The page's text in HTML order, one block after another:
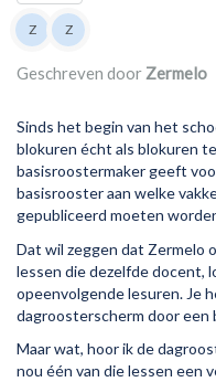
Lijst van auteurs
Z Z
Geschreven door Zermelo
Sinds het begin van het
blokuren écht als blokuren
basisroostermaker geeft
basisrooster aan welke
gepubliceerd moeten
Dat wil zeggen dat Zermelo
lessen die dezelfde docent,
opeenvolgende lesuren. Je
dagroosterscherm door een
Maar wat, hoor ik de
nou één van die lessen een